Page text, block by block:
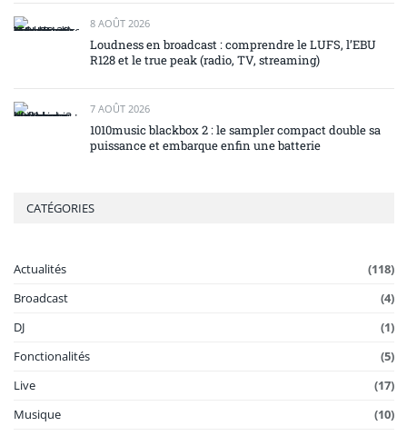
8 AOÛT 2026
Loudness en broadcast : comprendre le LUFS, l’EBU
R128 et le true peak (radio, TV, streaming)
7 AOÛT 2026
1010music blackbox 2 : le sampler compact double sa
puissance et embarque enfin une batterie
CATÉGORIES
Actualités
(118)
Broadcast
(4)
DJ
(1)
Fonctionalités
(5)
Live
(17)
Musique
(10)